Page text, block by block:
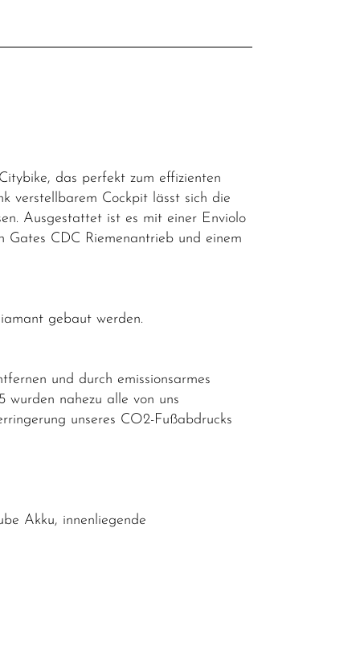
das perfekt zum effizienten
verstellbarem Cockpit lässt sich die
Ausgestattet ist es mit einer Enviolo
CDC Riemenantrieb und einem
gebaut werden.
und durch emissionsarmes
nahezu alle von uns
unseres CO2-Fußabdrucks
Akku, innenliegende